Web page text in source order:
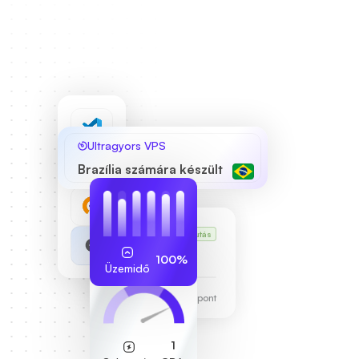
Karl VPS-e Futás
255.189.85.19
Frankfurti adatközpont
1
Üzemidő
100%
Ultragyors VPS
Brazília számára készült